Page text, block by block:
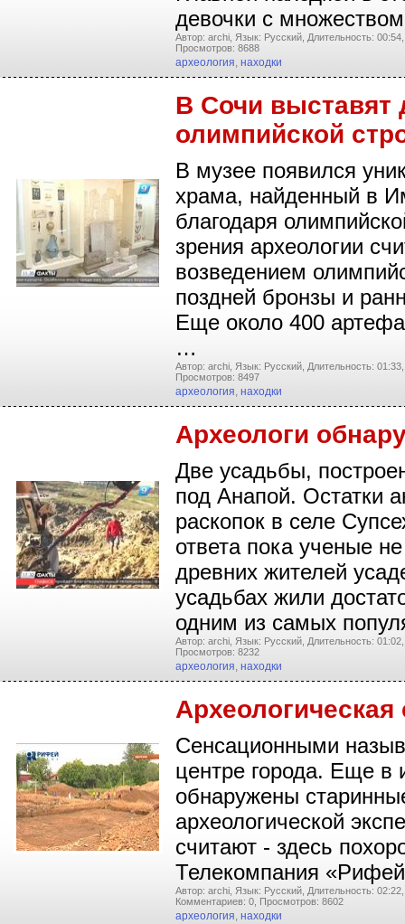
девочки с
Автор: archi, Язык: Русский, Длительность: 00:54,
Просмотров: 8688
археология, находки
В Сочи выставят
олимпийской
В музее появился
храма, найденный в
благодаря
зрения археологии
возведением
поздней бронзы и
Еще около 400
…
Автор: archi, Язык: Русский, Длительность: 01:33,
Просмотров: 8497
археология, находки
Археологи
Две усадьбы,
под Анапой. Остатки
раскопок в селе
ответа пока ученые
древних жителей
усадьбах жили
одним из самых
Автор: archi, Язык: Русский, Длительность: 01:02,
Просмотров: 8232
археология, находки
Сенсационными
центре города. Еще в
обнаружены
археологической
считают - здесь
Телекомпания
Автор: archi, Язык: Русский, Длительность: 02:22,
Комментариев: 0, Просмотров: 8602
археология, находки